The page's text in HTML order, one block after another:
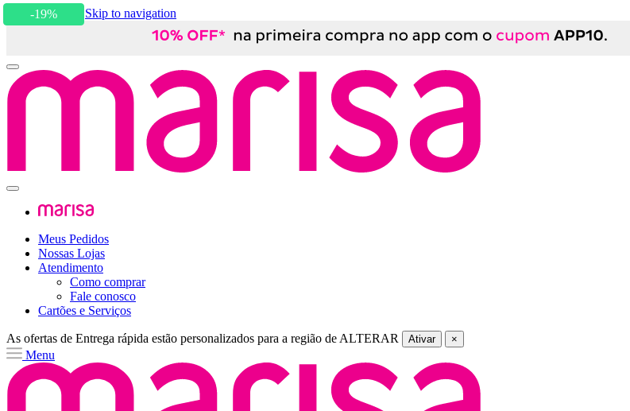
Skip to content Skip to navigation
Meus Pedidos
Nossas Lojas
Atendimento
Como comprar
Fale conosco
Cartões e Serviços
As ofertas de Entrega rápida estão personalizados para a região de ALTERAR Ativar ×
Menu
-19%